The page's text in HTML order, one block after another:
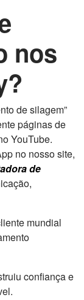
nos
de silagem”
páginas de
YouTube.
no nosso site,
de
mundial
confiança e